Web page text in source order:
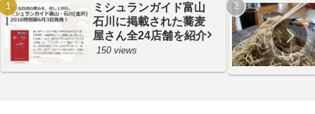
ミシュランガイド富山
石川に掲載された蕎麦
屋さん全24店舗を紹介
150 views